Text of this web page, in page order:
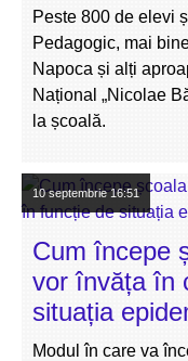
Peste 800 de elevi
Pedagogic, mai
Napoca și alți
Național „Nicolae
la școală.
10 septembrie16:51
Cum începe
vor învăța în
situația
Modul în care va